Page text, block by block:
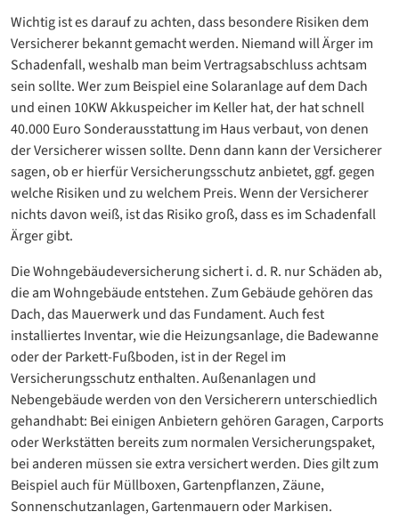
Wichtig ist es darauf zu achten, dass besondere Risiken dem
Versicherer bekannt gemacht werden. Niemand will Ärger im
Schadenfall, weshalb man beim Vertragsabschluss achtsam
sein sollte. Wer zum Beispiel eine Solaranlage auf dem Dach
und einen 10KW Akkuspeicher im Keller hat, der hat schnell
40.000 Euro Sonderausstattung im Haus verbaut, von denen
der Versicherer wissen sollte. Denn dann kann der Versicherer
sagen, ob er hierfür Versicherungsschutz anbietet, ggf. gegen
welche Risiken und zu welchem Preis. Wenn der Versicherer
nichts davon weiß, ist das Risiko groß, dass es im Schadenfall
Ärger gibt.
Die Wohngebäudeversicherung sichert i. d. R. nur Schäden ab,
die am Wohngebäude entstehen. Zum Gebäude gehören das
Dach, das Mauerwerk und das Fundament. Auch fest
installiertes Inventar, wie die Heizungsanlage, die Badewanne
oder der Parkett-Fußboden, ist in der Regel im
Versicherungsschutz enthalten. Außenanlagen und
Nebengebäude werden von den Versicherern unterschiedlich
gehandhabt: Bei einigen Anbietern gehören Garagen, Carports
oder Werkstätten bereits zum normalen Versicherungspaket,
bei anderen müssen sie extra versichert werden. Dies gilt zum
Beispiel auch für Müllboxen, Gartenpflanzen, Zäune,
Sonnenschutzanlagen, Gartenmauern oder Markisen.